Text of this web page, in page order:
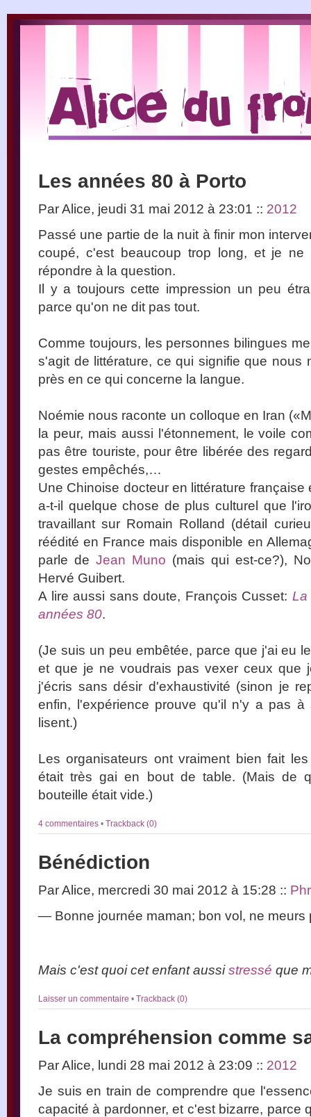
Les années 80 à Porto
Par Alice, jeudi 31 mai 2012 à 23:01 :: 2012
Passé une partie de la nuit à finir mon
coupé, c'est beaucoup trop long, et je
répondre à la question.
Il y a toujours cette impression un peu
parce qu'on ne dit pas tout.
Comme toujours, les personnes bilingues
s'agit de littérature, ce qui signifie que nous
près en ce qui concerne la langue.
Noémie nous raconte un colloque en Iran
la peur, mais aussi l'étonnement, le voile
pas être touriste, pour être libérée des
gestes empêchés,…
Une Chinoise docteur en littérature
a-t-il quelque chose de plus culturel que
travaillant sur Romain Rolland (détail
réédité en France mais disponible en
parle de Jean Muno (mais qui est-ce?),
Hervé Guibert.
A lire aussi sans doute, François Cusset: La
années 80.
(Je suis un peu embêtée, parce que j'ai eu
et que je ne voudrais pas vexer ceux que
j'écris sans désir d'exhaustivité (sinon je
enfin, l'expérience prouve qu'il n'y a pas à
lisent.)
Les organisateurs ont vraiment bien fait
était très gai en bout de table. (Mais de
bouteille était vide.)
4 commentaires • Trackback (0)
Bénédiction
Par Alice, mercredi 30 mai 2012 à 15:28 ::
— Bonne journée maman; bon vol, ne meurs
Mais c'est quoi cet enfant aussistressé que
Laisser un commentaire • Trackback (0)
La compréhension comme
Par Alice, lundi 28 mai 2012 à 23:09 :: 2012
Je suis en train de comprendre que
capacité à pardonner, et c'est bizarre, parce